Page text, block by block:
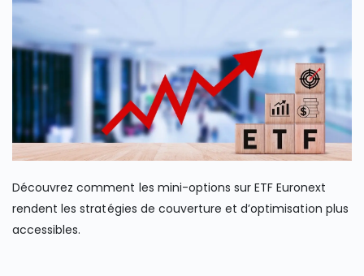
Découvrez comment les mini-options sur ETF Euronext
rendent les stratégies de couverture et d’optimisation plus
accessibles.